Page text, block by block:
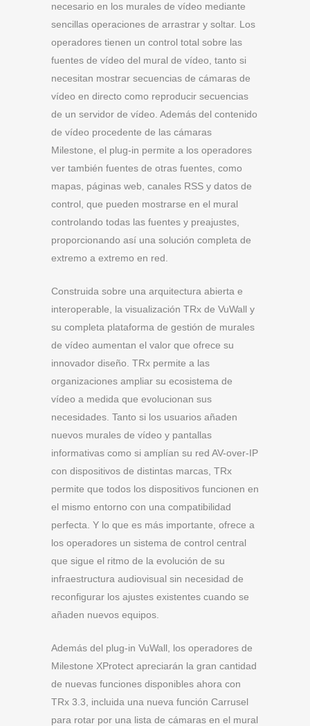
necesario en los murales de vídeo mediante
sencillas operaciones de arrastrar y soltar. Los
operadores tienen un control total sobre las
fuentes de vídeo del mural de vídeo, tanto si
necesitan mostrar secuencias de cámaras de
vídeo en directo como reproducir secuencias
de un servidor de vídeo. Además del contenido
de vídeo procedente de las cámaras
Milestone, el plug-in permite a los operadores
ver también fuentes de otras fuentes, como
mapas, páginas web, canales RSS y datos de
control, que pueden mostrarse en el mural
controlando todas las fuentes y preajustes,
proporcionando así una solución completa de
extremo a extremo en red.
Construida sobre una arquitectura abierta e
interoperable, la visualización TRx de VuWall y
su completa plataforma de gestión de murales
de vídeo aumentan el valor que ofrece su
innovador diseño. TRx permite a las
organizaciones ampliar su ecosistema de
vídeo a medida que evolucionan sus
necesidades. Tanto si los usuarios añaden
nuevos murales de vídeo y pantallas
informativas como si amplían su red AV-over-IP
con dispositivos de distintas marcas, TRx
permite que todos los dispositivos funcionen en
el mismo entorno con una compatibilidad
perfecta. Y lo que es más importante, ofrece a
los operadores un sistema de control central
que sigue el ritmo de la evolución de su
infraestructura audiovisual sin necesidad de
reconfigurar los ajustes existentes cuando se
añaden nuevos equipos.
Además del plug-in VuWall, los operadores de
Milestone XProtect apreciarán la gran cantidad
de nuevas funciones disponibles ahora con
TRx 3.3, incluida una nueva función Carrusel
para rotar por una lista de cámaras en el mural